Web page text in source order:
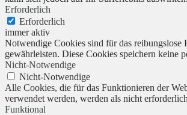
Erforderlich
Erforderlich
immer aktiv
Notwendige Cookies sind für das reibungslose
gewährleisten. Diese Cookies speichern keine
Nicht-Notwendige
Nicht-Notwendige
Alle Cookies, die für das Funktionieren der
verwendet werden, werden als nicht
Funktional